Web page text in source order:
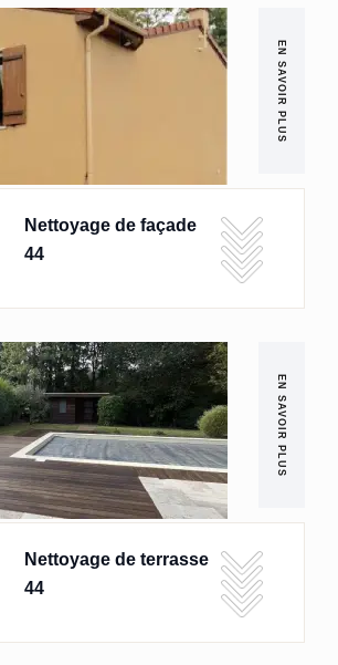
EN SAVOIR PLUS
Nettoyage de façade
44
EN SAVOIR PLUS
Nettoyage de terrasse
44